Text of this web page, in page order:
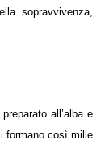
sopravvivenza,
all’alba e
formano così mille